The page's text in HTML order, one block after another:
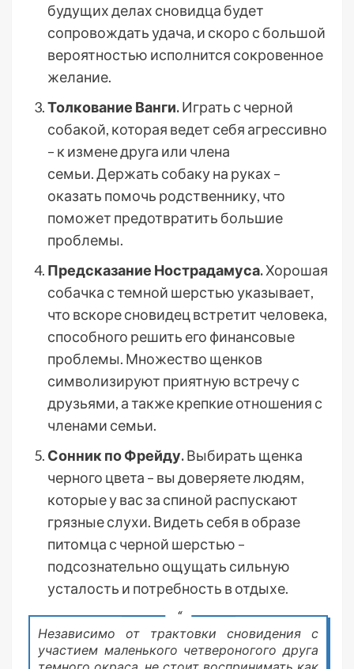
будущих делах сновидца будет
сопровождать удача, и скоро с большой
вероятностью исполнится сокровенное
желание.
Толкование Ванги.Играть с черной
собакой, которая ведет себя агрессивно
– к измене друга или члена
семьи. Держать собаку на руках –
оказать помочь родственнику, что
поможет предотвратить большие
проблемы.
Предсказание Нострадамуса.Хорошая
собачка с темной шерстью указывает,
что вскоре сновидец встретит человека,
способного решить его финансовые
проблемы. Множество щенков
символизируют приятную встречу с
друзьями, а также крепкие отношения с
членами семьи.
Сонник по Фрейду.Выбирать щенка
черного цвета – вы доверяете людям,
которые у вас за спиной распускают
грязные слухи. Видеть себя в образе
питомца с черной шерстью –
подсознательно ощущать сильную
усталость и потребность в отдыхе.
Независимо от трактовки сновидения с
участием маленького четвероногого друга